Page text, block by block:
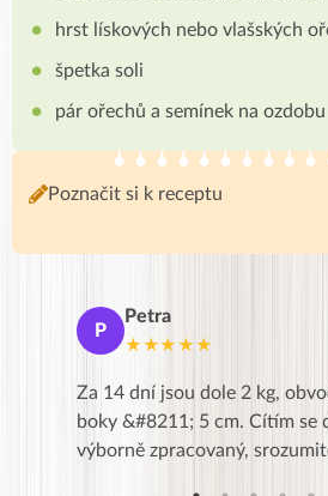
hrst lískových nebo vlašských
špetka soli
pár ořechů a semínek na ozdobu
Poznačit si k receptu
P
Petra
★★★★★
Za 14 dní jsou dole 2 kg,
boky &#8211; 5 cm. Cítím se
výborně zpracovaný,